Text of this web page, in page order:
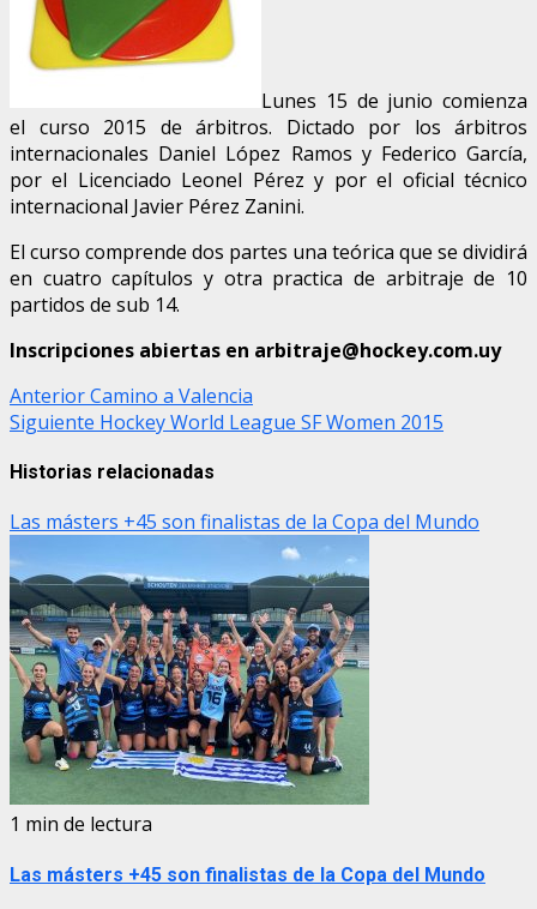
Lunes 15 de junio comienza
el curso 2015 de árbitros. Dictado por los árbitros
internacionales Daniel López Ramos y Federico García,
por el Licenciado Leonel Pérez y por el oficial técnico
internacional Javier Pérez Zanini.
El curso comprende dos partes una teórica que se dividirá
en cuatro capítulos y otra practica de arbitraje de 10
partidos de sub 14.
Inscripciones abiertas en arbitraje@hockey.com.uy
Post
navigation
AnteriorCamino a Valencia
Siguiente Hockey World League SF Women 2015
Historias relacionadas
Las másters +45 son finalistas de la Copa del Mundo
1 min de lectura
Las másters +45 son finalistas de la Copa del Mundo